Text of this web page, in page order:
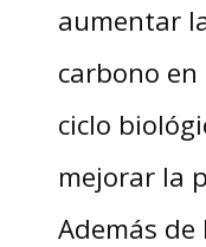
aumentar
carbono
ciclo
mejorar la
Además de